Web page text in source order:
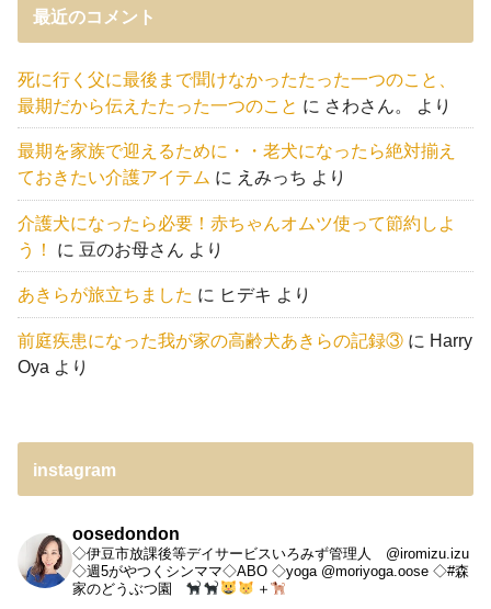
最近のコメント
死に行く父に最後まで聞けなかったたった一つのこと、
最期だから伝えたたった一つのこと に さわさん。 より
最期を家族で迎えるために・・老犬になったら絶対揃え
ておきたい介護アイテム に えみっち より
介護犬になったら必要！赤ちゃんオムツ使って節約しよ
う！
に 豆のお母さん より
あきらが旅立ちました に ヒデキ より
前庭疾患になった我が家の高齢犬あきらの記録③ に Harry
Oya より
instagram
oosedondon
◇伊豆市放課後等デイサービスいろみず管理人 @iromizu.izu
◇週5がやつくシンママ◇ABO ◇yoga @moriyoga.oose ◇#森
家のどうぶつ園
＋